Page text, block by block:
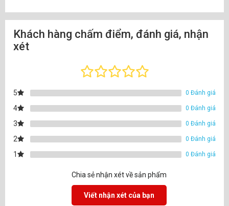
Khách hàng chấm điểm, đánh giá, nhận
xét
5 0 Đánh giá
4 0 Đánh giá
3 0 Đánh giá
2 0 Đánh giá
1 0 Đánh giá
Chia sẻ nhận xét về sản phẩm
Viết nhận xét của bạn